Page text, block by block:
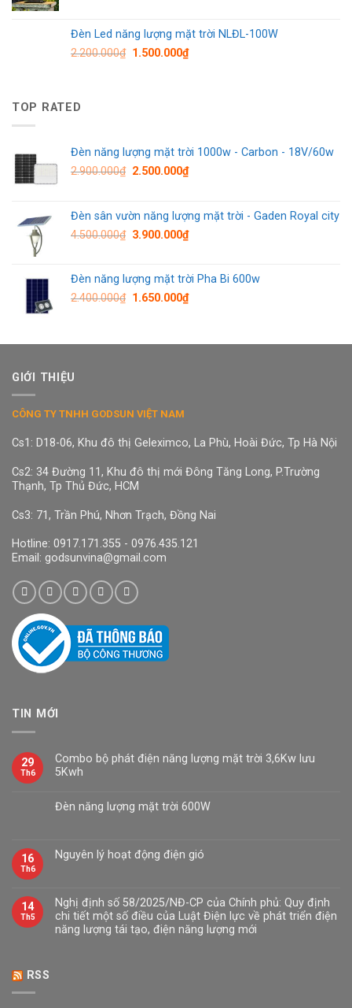
Đèn Led năng lượng mặt trời NLĐL-100W
2.200.000₫ 1.500.000₫
TOP RATED
Đèn năng lượng mặt trời 1000w - Carbon - 18V/60w
2.900.000₫ 2.500.000₫
Đèn sân vườn năng lượng mặt trời - Gaden Royal city
4.500.000₫ 3.900.000₫
Đèn năng lượng mặt trời Pha Bi 600w
2.400.000₫ 1.650.000₫
GIỚI THIỆU
CÔNG TY TNHH GODSUN VIỆT NAM
Cs1: D18-06, Khu đô thị Geleximco, La Phù, Hoài Đức, Tp Hà Nội
Cs2: 34 Đường 11, Khu đô thị mới Đông Tăng Long, P.Trường
Thạnh, Tp Thủ Đức, HCM
Cs3: 71, Trần Phú, Nhơn Trạch, Đồng Nai
Hotline: 0917.171.355 - 0976.435.121
Email: godsunvina@gmail.com
TIN MỚI
29
Th6
Combo bộ phát điện năng lượng mặt trời 3,6Kw lưu
5Kwh
Đèn năng lượng mặt trời 600W
16
Th6
Nguyên lý hoạt động điện gió
14
Th5
Nghị định số 58/2025/NĐ-CP của Chính phủ: Quy định
chi tiết một số điều của Luật Điện lực về phát triển điện
năng lượng tái tạo, điện năng lượng mới
RSS